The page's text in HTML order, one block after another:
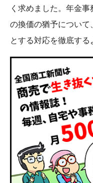
く求めました。年金
の換価の猶予について
とする対応を徹底する